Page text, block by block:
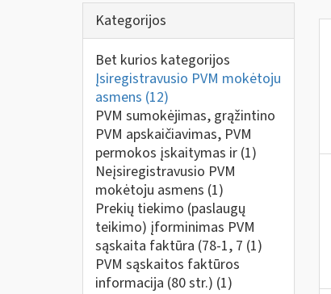
Kategorijos
Bet kurios kategorijos
Įsiregistravusio PVM mokėtoju
asmens (12)
PVM sumokėjimas, grąžintino
PVM apskaičiavimas, PVM
permokos įskaitymas ir (1)
Neįsiregistravusio PVM
mokėtoju asmens (1)
Prekių tiekimo (paslaugų
teikimo) įforminimas PVM
sąskaita faktūra (78-1, 7 (1)
PVM sąskaitos faktūros
informacija (80 str.) (1)